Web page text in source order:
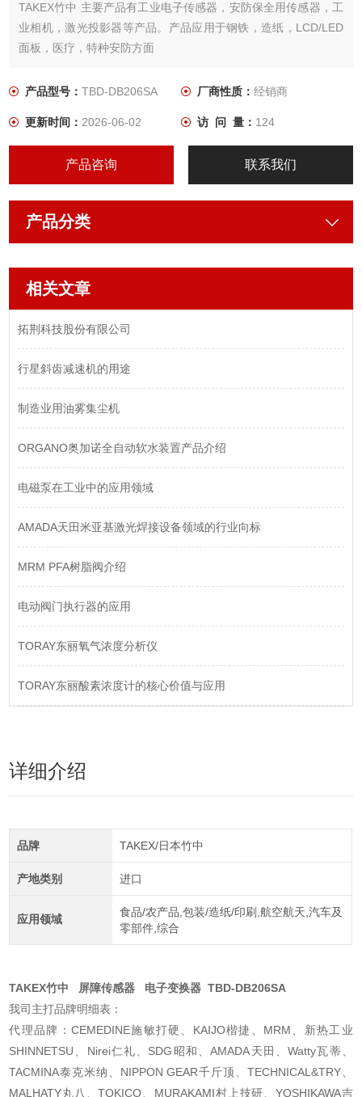
TAKEX竹中 主要产品有工业电子传感器，安防保全用传感器，工
业相机，激光投影器等产品。产品应用于钢铁，造纸，LCD/LED
面板，医疗，特种安防方面
产品型号：TBD-DB206SA 厂商性质： 经销商
更新时间：2026-06-02 访 问 量： 124
产品咨询 联系我们
产品分类
相关文章
拓荆科技股份有限公司
​行星斜齿减速机的用途
制造业用油雾集尘机
ORGANO奥加诺全自动软水装置产品介绍
电磁泵在工业中的应用领域
AMADA天田米亚基激光焊接设备领域的行业向标
MRM PFA树脂阀介绍
电动阀门执行器的应用
TORAY东丽氧气浓度分析仪
TORAY东丽酸素浓度计的核心价值与应用
详细介绍
品牌 TAKEX/日本竹中
产地类别 进口
应用领域
食品/农产品,包装/造纸/印刷,航空航天,汽车及
零部件,综合
TAKEX竹中 屏障传感器 电子变换器 TBD-DB206SA
我司主打品牌明细表：
代理品牌：CEMEDINE施敏打硬、KAIJO楷捷、MRM、新热工业
SHINNETSU、Nirei仁礼、SDG昭和、AMADA天田、Watty瓦蒂、
TACMINA泰克米纳、NIPPON GEAR千斤顶、TECHNICAL&TRY、
MALHATY丸八、TOKICO、MURAKAMI村上技研、YOSHIKAWA吉